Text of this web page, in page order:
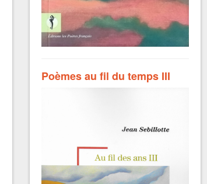
Poèmes au fil du temps III